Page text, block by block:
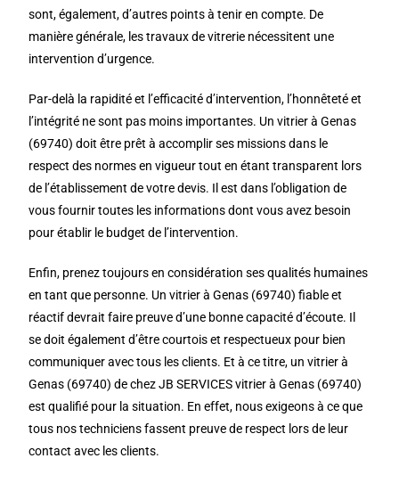
sont, également, d’autres points à tenir en compte. De
manière générale, les travaux de vitrerie nécessitent une
intervention d’urgence.
Par-delà la rapidité et l’efficacité d’intervention, l’honnêteté et
l’intégrité ne sont pas moins importantes. Un vitrier à Genas
(69740) doit être prêt à accomplir ses missions dans le
respect des normes en vigueur tout en étant transparent lors
de l’établissement de votre devis. Il est dans l’obligation de
vous fournir toutes les informations dont vous avez besoin
pour établir le budget de l’intervention.
Enfin, prenez toujours en considération ses qualités humaines
en tant que personne. Un vitrier à Genas (69740) fiable et
réactif devrait faire preuve d’une bonne capacité d’écoute. Il
se doit également d’être courtois et respectueux pour bien
communiquer avec tous les clients. Et à ce titre, un vitrier à
Genas (69740) de chez JB SERVICES vitrier à Genas (69740)
est qualifié pour la situation. En effet, nous exigeons à ce que
tous nos techniciens fassent preuve de respect lors de leur
contact avec les clients.